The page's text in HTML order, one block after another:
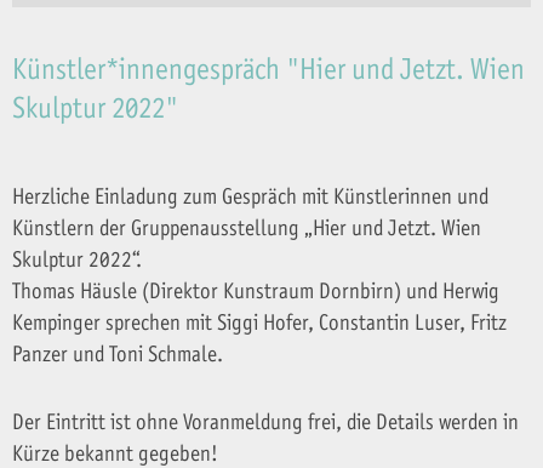
Künstler*innengespräch "Hier und Jetzt. Wien
Skulptur 2022"
Herzliche Einladung zum Gespräch mit Künstlerinnen und
Künstlern der Gruppenausstellung „Hier und Jetzt. Wien
Skulptur 2022“.
Thomas Häusle (Direktor Kunstraum Dornbirn) und Herwig
Kempinger sprechen mit Siggi Hofer, Constantin Luser, Fritz
Panzer und Toni Schmale.
Der Eintritt ist ohne Voranmeldung frei, die Details werden in
Kürze bekannt gegeben!